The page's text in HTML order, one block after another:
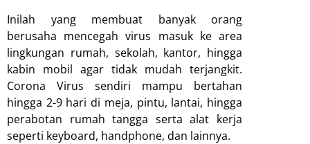
Inilah yang membuat banyak orang
berusaha mencegah virus masuk ke area
lingkungan rumah, sekolah, kantor, hingga
kabin mobil agar tidak mudah terjangkit.
Corona Virus sendiri mampu bertahan
hingga 2-9 hari di meja, pintu, lantai, hingga
perabotan rumah tangga serta alat kerja
seperti keyboard, handphone, dan lainnya.